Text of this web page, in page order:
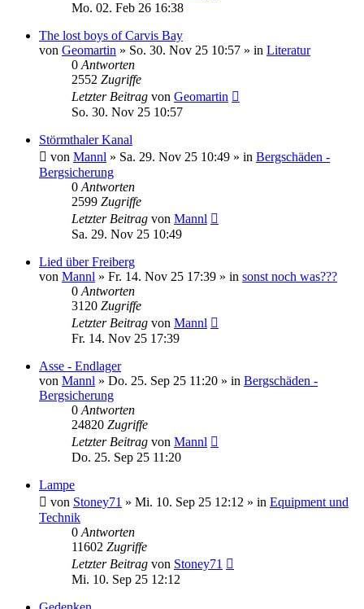
Mo. 02. Feb 26 16:38
The lost boys of Carvis Bay
von Geomartin » So. 30. Nov 25 10:57 » in Literatur
0 Antworten
2552 Zugriffe
Letzter Beitrag von Geomartin
So. 30. Nov 25 10:57
Störmthaler Kanal
von Mannl » Sa. 29. Nov 25 10:49 » in Bergschäden -
Bergsicherung
0 Antworten
2599 Zugriffe
Letzter Beitrag von Mannl
Sa. 29. Nov 25 10:49
Lied über Freiberg
von Mannl » Fr. 14. Nov 25 17:39 » in sonst noch was???
0 Antworten
3120 Zugriffe
Letzter Beitrag von Mannl
Fr. 14. Nov 25 17:39
Asse - Endlager
von Mannl » Do. 25. Sep 25 11:20 » in Bergschäden -
Bergsicherung
0 Antworten
24820 Zugriffe
Letzter Beitrag von Mannl
Do. 25. Sep 25 11:20
Lampe
von Stoney71 » Mi. 10. Sep 25 12:12 » in Equipment und
Technik
0 Antworten
11602 Zugriffe
Letzter Beitrag von Stoney71
Mi. 10. Sep 25 12:12